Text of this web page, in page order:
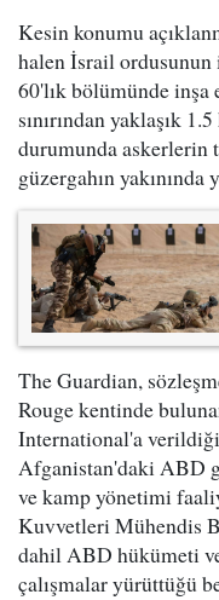
Kesin konumu
halen İsrail ordusunun
60'lık bölümünde
sınırından yaklaşık
durumunda
güzergahın
The Guardian,
Rouge kentinde
International'a
Afganistan'daki ABD
ve kamp yönetimi
Kuvvetleri Mühendis
dahil ABD hükümeti
çalışmalar yürüttüğü